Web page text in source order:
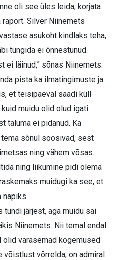
oli see üles leida, korjata
raport. Silver Niinemets
asukoht kindlaks teha,
tungida ei õnnestunud.
ei läinud,” sõnas Niinemets.
pista ka ilmatingimuste ja
et teisipäeval saadi küll
kuid muidu olid olud igati
taluma ei pidanud. Ka
sõnul soosivad, sest
ning vähem võsas.
ning liikumine pidi olema
muidugi ka see, et
napiks.
tundi järjest, aga muidu sai
Niinemets. Nii temal endal
olid varasemad kogemused
võistlust võrrelda, on admiral